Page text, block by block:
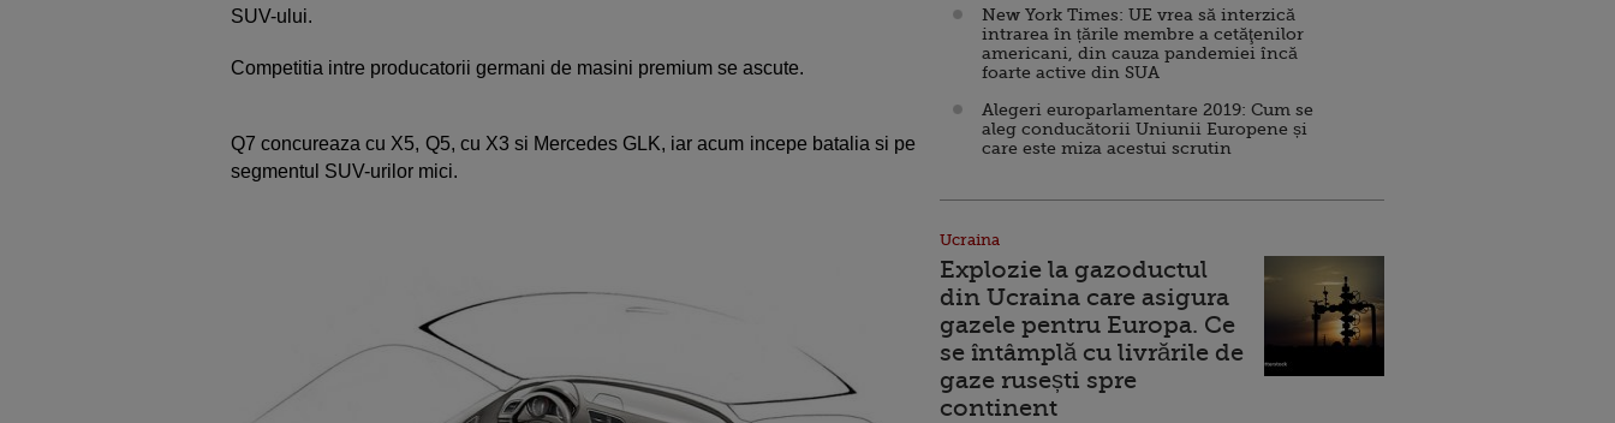
SUV-ului.
Competitia intre producatorii germani de masini premium se ascute.
Q7 concureaza cu X5, Q5, cu X3 si Mercedes GLK, iar acum incepe batalia si pe
segmentul SUV-urilor mici.
New York Times: UE vrea să interzică
intrarea în țările membre a cetăţenilor
americani, din cauza pandemiei încă
foarte active din SUA
Alegeri europarlamentare 2019: Cum se
aleg conducătorii Uniunii Europene și
care este miza acestui scrutin
Ucraina
Explozie la gazoductul
din Ucraina care asigura
gazele pentru Europa. Ce
se întâmplă cu livrările de
gaze rusești spre
continent